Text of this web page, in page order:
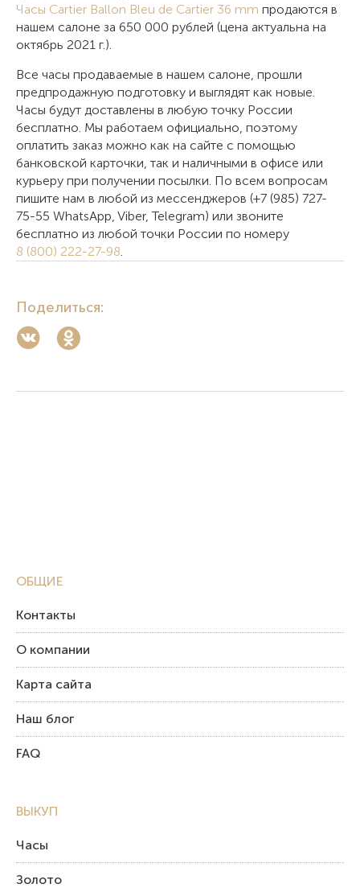
Часы Cartier Ballon Bleu de Cartier 36 mm продаются в
нашем салоне за 650 000 рублей (цена актуальна на
октябрь 2021 г.).
Все часы продаваемые в нашем салоне, прошли
предпродажную подготовку и выглядят как новые.
Часы будут доставлены в любую точку России
бесплатно. Мы работаем официально, поэтому
оплатить заказ можно как на сайте с помощью
банковской карточки, так и наличными в офисе или
курьеру при получении посылки. По всем вопросам
пишите нам в любой из мессенджеров (+7 (985) 727-
75-55 WhatsApp, Viber, Telegram) или звоните
бесплатно из любой точки России по номеру
8 (800) 222-27-98.
Поделиться:
ОБЩИЕ
Контакты
О компании
Карта сайта
Наш блог
FAQ
ВЫКУП
Часы
Золото